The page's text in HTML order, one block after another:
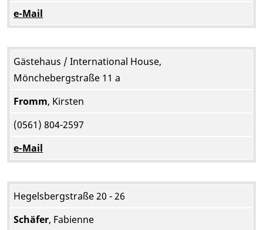
e-Mail
Gästehaus / International House,
Mönchebergstraße 11 a
Fromm, Kirsten
(0561) 804-2597
e-Mail
Hegelsbergstraße 20 - 26
Schäfer, Fabienne